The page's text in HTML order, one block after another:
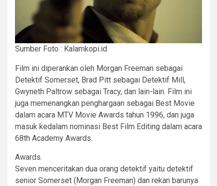
Sumber Foto : Kalamkopi.id
Film ini diperankan oleh Morgan Freeman sebagai
Detektif Somerset, Brad Pitt sebagai Detektif Mill,
Gwyneth Paltrow sebagai Tracy, dan lain-lain. Film ini
juga memenangkan penghargaan sebagai Best Movie
dalam acara MTV Movie Awards tahun 1996, dan juga
masuk kedalam nominasi Best Film Editing dalam acara
68th Academy Awards.
Awards.
Seven menceritakan dua orang detektif yaitu detektif
senior Somerset (Morgan Freeman) dan rekan barunya